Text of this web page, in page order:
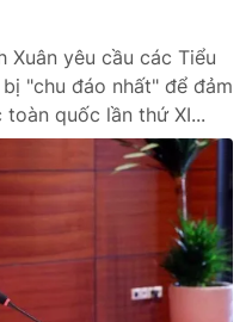
video
động sản
lòng Việt
Xuân yêu cầu các Tiểu
"chu đáo nhất" để đảm
quốc lần thứ XI...